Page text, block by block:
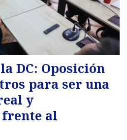
DC: Oposición
para ser una
y
al